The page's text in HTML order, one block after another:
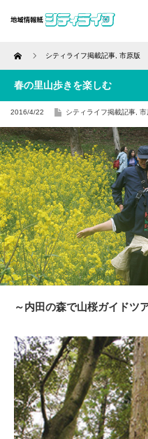
Home シティライフ掲載記事 市原版
春の里山歩きを楽しむ
2016/4/22 シティライフ掲載記事 市
～内田の森で山桜ガイドツ